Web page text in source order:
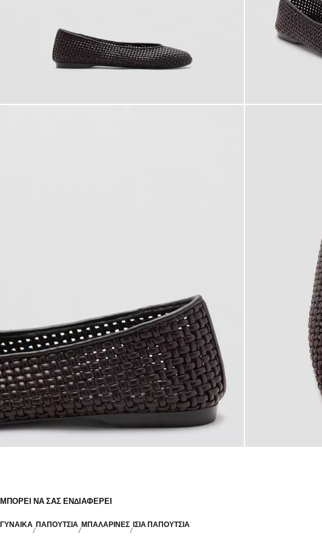
ΜΠΟΡΕΊ ΝΑ ΣΑΣ ΕΝΔΙΑΦΈΡΕΙ
ΓΥΝΑΙΚΑ ΠΑΠΟΥΤΣΙΑ ΜΠΑΛΑΡΊΝΕΣ ΊΣΙΑ ΠΑΠΟΎΤΣΙΑ